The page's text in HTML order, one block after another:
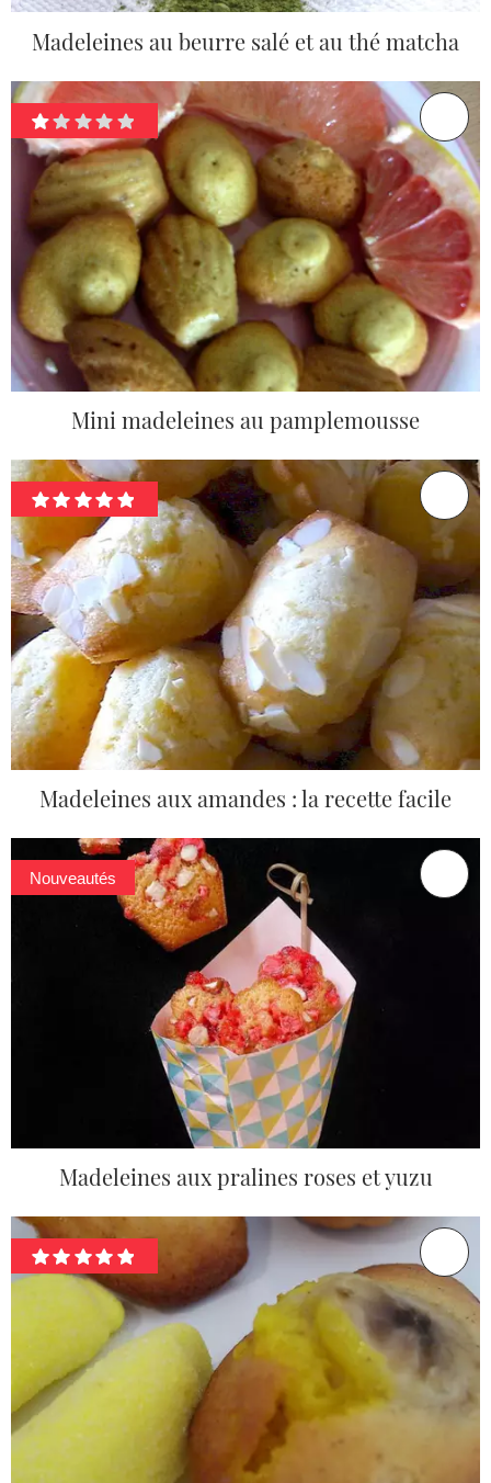
Madeleines au beurre salé et au thé matcha
Mini madeleines au pamplemousse
Madeleines aux amandes : la recette facile
Nouveautés
Madeleines aux pralines roses et yuzu